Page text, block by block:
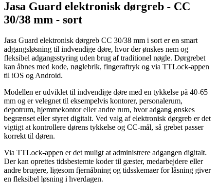
Jasa Guard elektronisk dørgreb - CC
30/38 mm - sort
Jasa Guard elektronisk dørgreb CC 30/38 mm i sort er en smart
adgangsløsning til indvendige døre, hvor der ønskes nem og
fleksibel adgangsstyring uden brug af traditionel nøgle. Dørgrebet
kan åbnes med kode, nøglebrik, fingeraftryk og via TTLock-appen
til iOS og Android.
Modellen er udviklet til indvendige døre med en tykkelse på 40-65
mm og er velegnet til eksempelvis kontorer, personalerum,
depotrum, hjemmekontor eller andre rum, hvor adgang ønskes
begrænset eller styret digitalt. Ved valg af elektronisk dørgreb er det
vigtigt at kontrollere dørens tykkelse og CC-mål, så grebet passer
korrekt til døren.
Via TTLock-appen er det muligt at administrere adgangen digitalt.
Der kan oprettes tidsbestemte koder til gæster, medarbejdere eller
andre brugere, ligesom fjernåbning og tidsskemaer for låsning giver
en fleksibel løsning i hverdagen.